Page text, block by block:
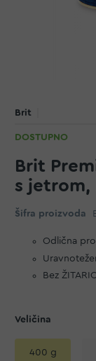
Brit
DOSTUPNO
Brit
s jetrom,
Šifra proizvoda
Odlična
Bez
Veličina
400 g